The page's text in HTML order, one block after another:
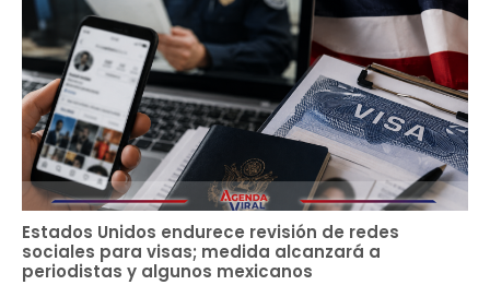
Estados Unidos endurece revisión de redes
sociales para visas; medida alcanzará a
periodistas y algunos mexicanos